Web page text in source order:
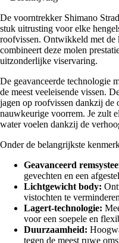
De voorntrekker Shimano
stuk uitrusting voor elke
roofvissen. Ontwikkeld met de
combineert deze molen
uitzonderlijke viservaring.
De geavanceerde technologie
de meest veeleisende vissen.
jagen op roofvissen dankzij de
nauwkeurige voorrem. Je zult
water voelen dankzij de
Onder de belangrijkste
Geavanceerd
gevechten en een
Lichtgewicht body:
vistochten te
Lagert-technologie:
voor een soepele en
Duurzaamheid:
tegen de meest ruwe